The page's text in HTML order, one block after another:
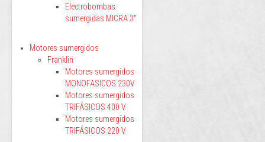
Electrobombas
sumergidas MICRA 3"
Motores sumergidos
Franklin
Motores sumergidos
MONOFASICOS 230V
Motores sumergidos
TRIFÁSICOS 400 V
Motores sumergidos
TRIFÁSICOS 220 V